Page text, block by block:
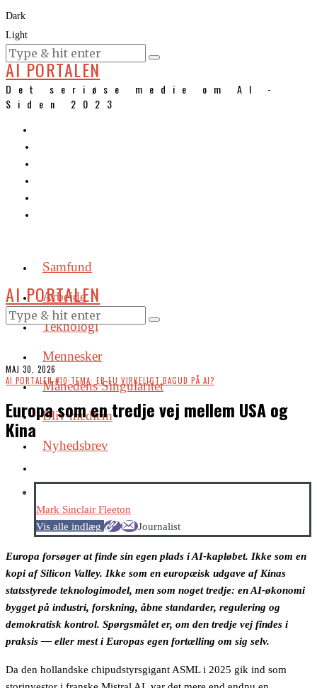
Dark
Light
KURSER
AI PORTALEN
Det seriøse medie om AI -
Siden 2023
Samfund
Arbejde
Teknologi
Mennesker
Månedens Singularitet
Bliv medlem
Nyhedsbrev
AI PORTALEN
MAJ 30, 2026
AI PORTALEN #10·TEMA: ER EU VIRKELIGT BAGUD PÅ AI?
Europa som en tredje vej mellem USA og
Kina
Mark Sinclair Fleeton
Vis alle indlæg
Journalist
Europa forsøger at finde sin egen plads i AI-kapløbet. Ikke som en
kopi af Silicon Valley. Ikke som en europæisk udgave af Kinas
statsstyrede teknologimodel, men som noget tredje: en AI-økonomi
bygget på industri, forskning, åbne standarder, regulering og
demokratisk kontrol. Spørgsmålet er, om den tredje vej findes i
praksis — eller mest i Europas egen fortælling om sig selv.
Da den hollandske chipudstyrsgigant ASML i 2025 gik ind som